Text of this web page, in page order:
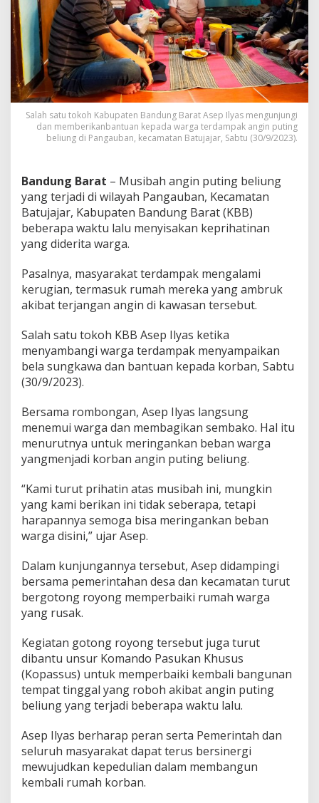
m
p
a
k
A
n
g
i
P
u
g
B
e
l
i
g
,
T
o
o
h
B
u
n
g
B
a
a
t
S
a
m
a
i
k
n
i
Salah satu tokoh Kabupaten Bandung Barat Asep Ilyas mengunjungi
dan memberikanbantuan kepada warga terdampak angin puting
beliung di Pangauban, kecamatan Batujajar, Sabtu (30/9/2023).
Bandung Barat – Musibah angin puting beliung
yang terjadi di wilayah Pangauban, Kecamatan
Batujajar, Kabupaten Bandung Barat (KBB)
beberapa waktu lalu menyisakan keprihatinan
yang diderita warga.
Pasalnya, masyarakat terdampak mengalami
kerugian, termasuk rumah mereka yang ambruk
akibat terjangan angin di kawasan tersebut.
Salah satu tokoh KBB Asep Ilyas ketika
menyambangi warga terdampak menyampaikan
bela sungkawa dan bantuan kepada korban, Sabtu
(30/9/2023).
Bersama rombongan, Asep Ilyas langsung
menemui warga dan membagikan sembako. Hal itu
menurutnya untuk meringankan beban warga
yangmenjadi korban angin puting beliung.
“Kami turut prihatin atas musibah ini, mungkin
yang kami berikan ini tidak seberapa, tetapi
harapannya semoga bisa meringankan beban
warga disini,” ujar Asep.
Dalam kunjungannya tersebut, Asep didampingi
bersama pemerintahan desa dan kecamatan turut
bergotong royong memperbaiki rumah warga
yang rusak.
Kegiatan gotong royong tersebut juga turut
dibantu unsur Komando Pasukan Khusus
(Kopassus) untuk memperbaiki kembali bangunan
tempat tinggal yang roboh akibat angin puting
beliung yang terjadi beberapa waktu lalu.
Asep Ilyas berharap peran serta Pemerintah dan
seluruh masyarakat dapat terus bersinergi
mewujudkan kepedulian dalam membangun
kembali rumah korban.